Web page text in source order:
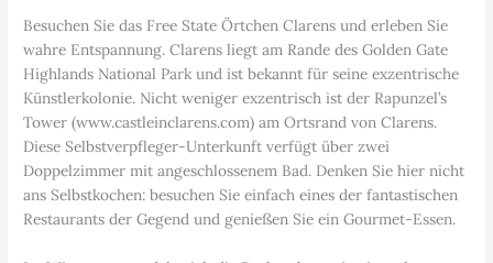
Besuchen Sie das Free State Örtchen Clarens und erleben Sie
wahre Entspannung. Clarens liegt am Rande des Golden Gate
Highlands National Park und ist bekannt für seine exzentrische
Künstlerkolonie. Nicht weniger exzentrisch ist der Rapunzel’s
Tower (www.castleinclarens.com) am Ortsrand von Clarens.
Diese Selbstverpfleger-Unterkunft verfügt über zwei
Doppelzimmer mit angeschlossenem Bad. Denken Sie hier nicht
ans Selbstkochen: besuchen Sie einfach eines der fantastischen
Restaurants der Gegend und genießen Sie ein Gourmet-Essen.